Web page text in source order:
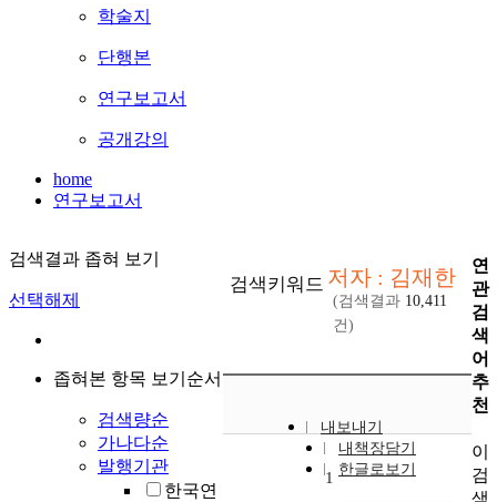
학술지
단행본
연구보고서
공개강의
home
연구보고서
검색결과 좁혀 보기
선택해제
좁혀본 항목 보기순서
검색량순
가나다순
발행기관
한국연
검색키워드 저자 : 김재한
(검색결과 10,411
건)
내보내기
내책장담기
한글로보기
1
연
관
검
색
어
추
천
이
검
색